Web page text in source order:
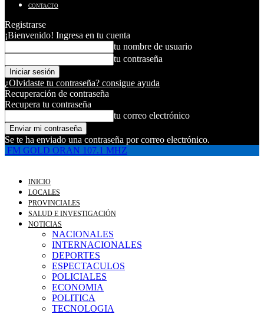
CONTACTO
Registrarse
¡Bienvenido! Ingresa en tu cuenta
tu nombre de usuario
tu contraseña
¿Olvidaste tu contraseña? consigue ayuda
Recuperación de contraseña
Recupera tu contraseña
tu correo electrónico
Se te ha enviado una contraseña por correo electrónico.
FM GOLD ORAN 107.1 MHZ
INICIO
LOCALES
PROVINCIALES
SALUD E INVESTIGACIÓN
NOTICIAS
NACIONALES
INTERNACIONALES
DEPORTES
ESPECTACULOS
POLICIALES
ECONOMIA
POLITICA
TECNOLOGIA